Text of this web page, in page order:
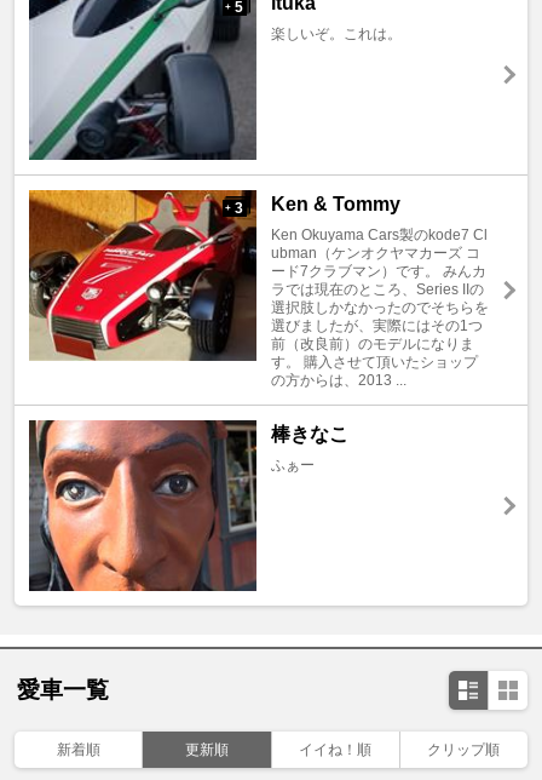
+ 5
楽しいぞ。これは。
+ 3 Ken & Tommy
Ken Okuyama Cars製のkode7 Cl
ubman（ケンオクヤマカーズ コ
ード7クラブマン）です。 みんカ
ラでは現在のところ、Series IIの
選択肢しかなかったのでそちらを
選びましたが、実際にはその1つ
前（改良前）のモデルになりま
す。 購入させて頂いたショップ
の方からは、2013 ...
棒きなこ
ふぁー
愛車一覧
新着順 更新順 イイね！順 クリップ順